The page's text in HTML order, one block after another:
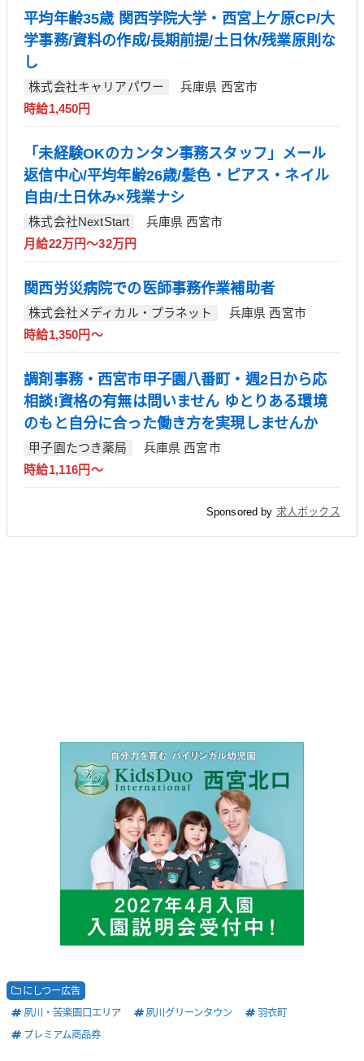
平均年齢35歳 関西学院大学・西宮上ケ原CP/大
学事務/資料の作成/長期前提/土日休/残業原則な
し
株式会社キャリアパワー
兵庫県 西宮市
時給1,450円
「未経験OKのカンタン事務スタッフ」メール
返信中心/平均年齢26歳/髪色・ピアス・ネイル
自由/土日休み×残業ナシ
株式会社NextStart
兵庫県 西宮市
月給22万円～32万円
関西労災病院での医師事務作業補助者
株式会社メディカル・プラネット
兵庫県 西宮市
時給1,350円～
調剤事務・西宮市甲子園八番町・週2日から応
相談!資格の有無は問いません ゆとりある環境
のもと自分に合った働き方を実現しませんか
甲子園たつき薬局
兵庫県 西宮市
時給1,116円～
Sponsored by 求人ボックス
にしつー広告
夙川・苦楽園口エリア
夙川グリーンタウン
羽衣町
プレミアム商品券